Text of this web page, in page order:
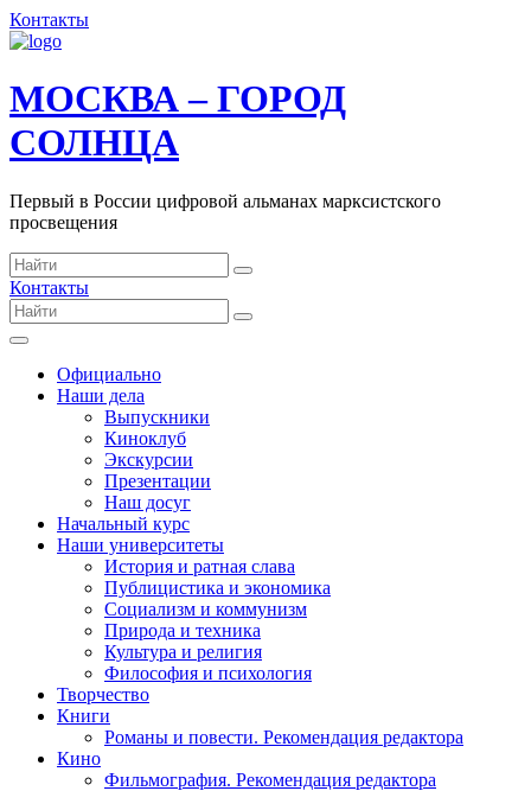
Контакты
МОСКВА – ГОРОД
СОЛНЦА
Первый в России цифровой альманах марксистского
просвещения
Контакты
Официально
Наши дела
Выпускники
Киноклуб
Экскурсии
Презентации
Наш досуг
Начальный курс
Наши университеты
История и ратная слава
Публицистика и экономика
Социализм и коммунизм
Природа и техника
Культура и религия
Философия и психология
Творчество
Книги
Романы и повести. Рекомендация редактора
Кино
Фильмография. Рекомендация редактора